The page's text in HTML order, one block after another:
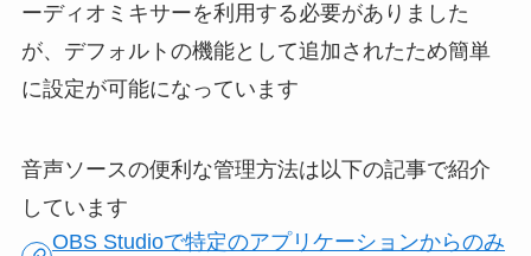
ーディオミキサーを利用する必要がありました
が、デフォルトの機能として追加されたため簡単
に設定が可能になっています
音声ソースの便利な管理方法は以下の記事で紹介
しています
OBS Studioで特定のアプリケーションからのみ